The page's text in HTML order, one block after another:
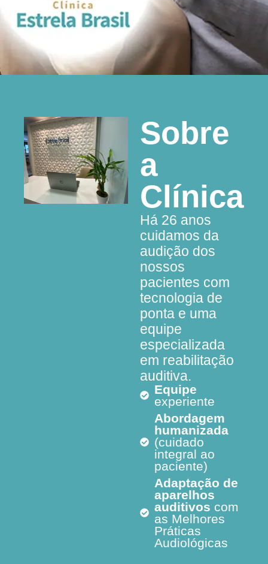
Sobre
a
Clínica
Há 26 anos
cuidamos da
audição dos
nossos
pacientes com
tecnologia de
ponta e uma
equipe
especializada
em reabilitação
auditiva.
Equipe
experiente
Abordagem
humanizada
(cuidado
integral ao
paciente)
Adaptação de
aparelhos
auditivos com
as Melhores
Práticas
Audiológicas